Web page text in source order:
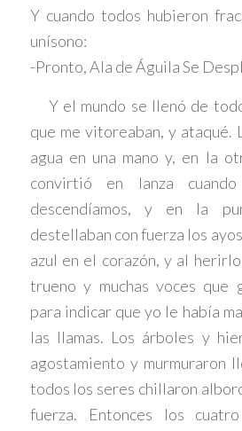
Y cuando todos hubieron
unísono:
-Pronto, Ala de Águila Se
Y el mundo se llenó de
que me vitoreaban, y ataqué.
agua en una mano y, en la
convirtió en lanza
descendíamos, y en la
destellaban con fuerza los
azul en el corazón, y al
trueno y muchas voces que
para indicar que yo le había
las llamas. Los árboles y
agostamiento y murmuraron
todos los seres chillaron
fuerza. Entonces los